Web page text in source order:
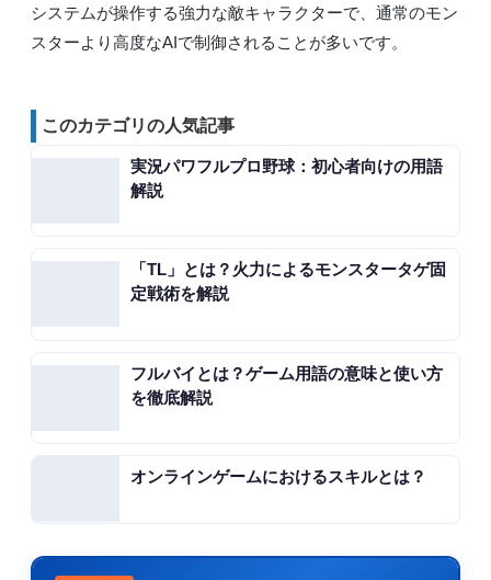
システムが操作する強力な敵キャラクターで、通常のモン
スターより高度なAIで制御されることが多いです。
このカテゴリの人気記事
実況パワフルプロ野球：初心者向けの用語
解説
「TL」とは？火力によるモンスタータゲ固
定戦術を解説
フルバイとは？ゲーム用語の意味と使い方
を徹底解説
オンラインゲームにおけるスキルとは？